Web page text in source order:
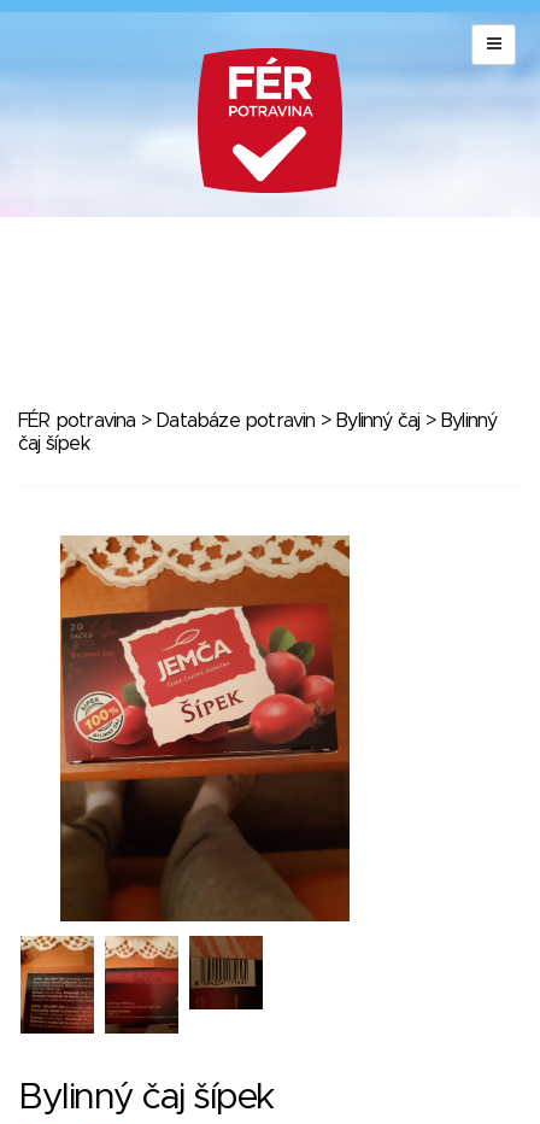
FÉR potravina > Databáze potravin > Bylinný čaj > Bylinný
čaj šípek
Bylinný čaj šípek